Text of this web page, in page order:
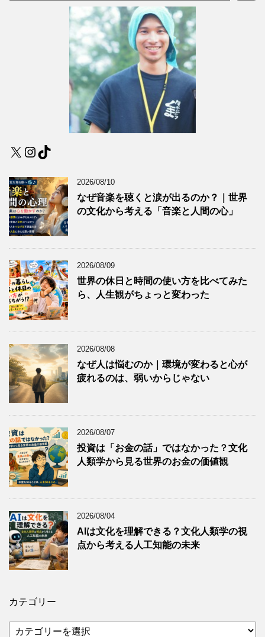
X Instagram
TikTok
2026/08/10
なぜ音楽を聴くと涙が出るのか？｜世界
の文化から考える「音楽と人間の心」
2026/08/09
世界の休日と時間の使い方を比べてみた
ら、人生観がちょっと変わった
2026/08/08
なぜ人は悩むのか｜環境が変わると心が
疲れるのは、弱いからじゃない
2026/08/07
投資は「お金の話」ではなかった？文化
人類学から見る世界のお金の価値観
2026/08/04
AIは文化を理解できる？文化人類学の視
点から考える人工知能の未来
カテゴリー